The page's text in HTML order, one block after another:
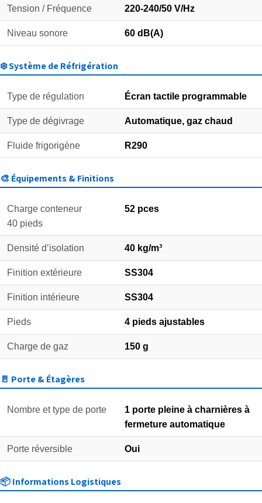
Tension / Fréquence 220-240/50 V/Hz
Niveau sonore 60 dB(A)
❄️ Système de Réfrigération
Type de régulation Écran tactile programmable
Type de dégivrage Automatique, gaz chaud
Fluide frigorigène R290
🎨 Équipements & Finitions
Charge conteneur
40 pieds
52 pces
Densité d’isolation 40 kg/m³
Finition extérieure SS304
Finition intérieure SS304
Pieds 4 pieds ajustables
Charge de gaz 150 g
🚪 Porte & Étagères
Nombre et type de porte
1 porte pleine à charnières à
fermeture automatique
Porte réversible Oui
📦 Informations Logistiques